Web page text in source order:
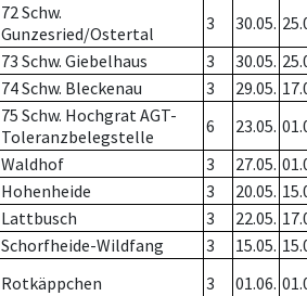
72 Schw.
Gunzesried/Ostertal
3 30.05.
73 Schw. Giebelhaus 3 30.05.
74 Schw. Bleckenau 3 29.05.
75 Schw. Hochgrat AGT-
Toleranzbelegstelle
6 23.05.
Waldhof 3 27.05.
Hohenheide 3 20.05.
Lattbusch 3 22.05.
Schorfheide-Wildfang 3 15.05.
Rotkäppchen 3 01.06.